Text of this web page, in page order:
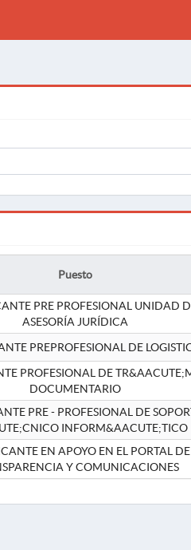
Puesto
PRE PROFESIONAL UNIDAD
ASESORÍA JURÍDICA
PREPROFESIONAL DE
PROFESIONAL DE
DOCUMENTARIO
PRE - PROFESIONAL DE
INFORM&AACUTE;TICO
EN APOYO EN EL PORTAL DE
Y COMUNICACIONES